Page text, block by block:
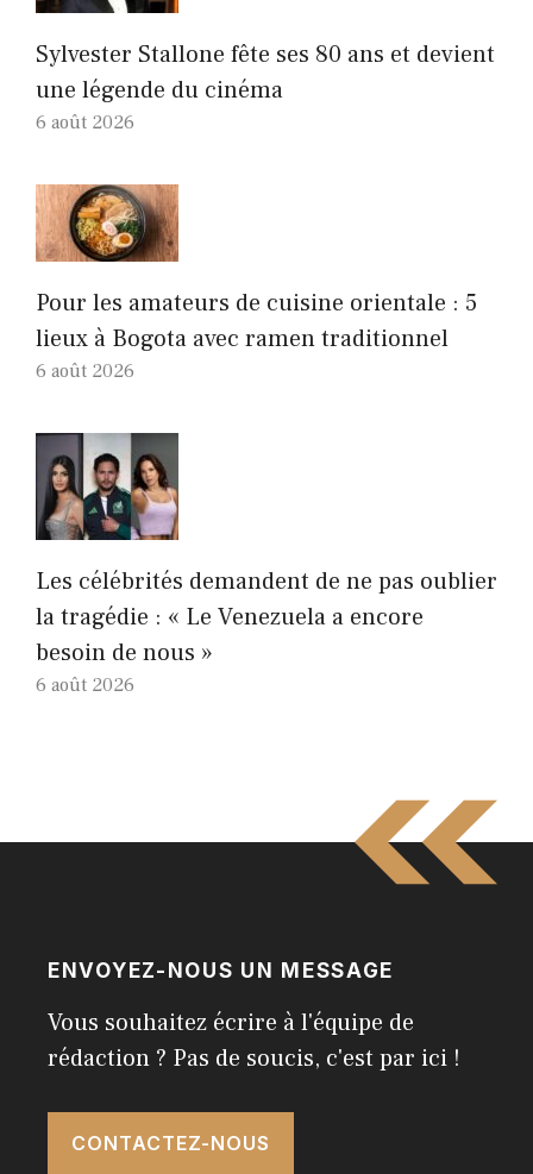
Sylvester Stallone fête ses 80 ans et devient
une légende du cinéma
6 août 2026
Pour les amateurs de cuisine orientale : 5
lieux à Bogota avec ramen traditionnel
6 août 2026
Les célébrités demandent de ne pas oublier
la tragédie : « Le Venezuela a encore
besoin de nous »
6 août 2026
ENVOYEZ-NOUS UN MESSAGE
Vous souhaitez écrire à l'équipe de
rédaction ? Pas de soucis, c'est par ici !
CONTACTEZ-NOUS